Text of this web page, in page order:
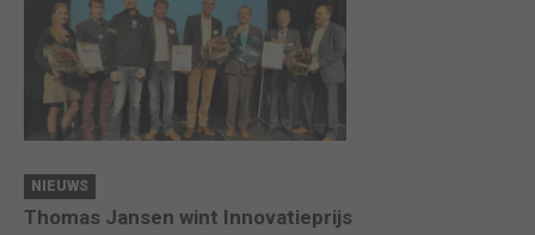
NIEUWS
Thomas Jansen wint Innovatieprijs